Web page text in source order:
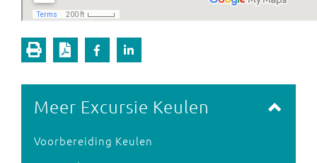
Meer Excursie Keulen
Voorbereiding Keulen